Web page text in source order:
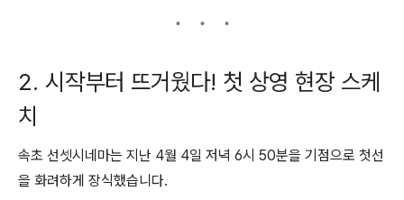
2. 시작부터 뜨거웠다! 첫 상영 현장 스케
치
속초 선셋시네마는 지난 4월 4일 저녁 6시 50분을 기점으로 첫선
을 화려하게 장식했습니다.